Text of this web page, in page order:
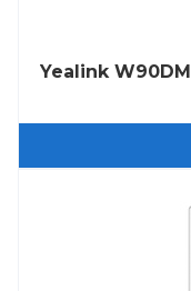
Yealink W90DM